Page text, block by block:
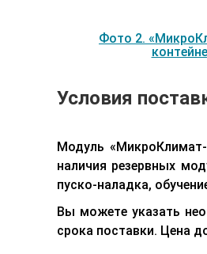
Фото 2.
Условия
Модуль «МикроКлимат-
наличия резервных
пуско-наладка,
Вы можете указать
срока поставки. Цена